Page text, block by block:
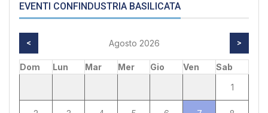
EVENTI CONFINDUSTRIA BASILICATA
< Agosto 2026 >
Dom Lun Mar Mer Gio Ven
Sab
1